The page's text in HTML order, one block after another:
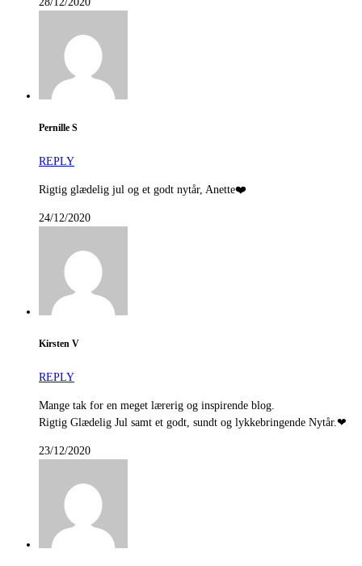
Pernille S
REPLY
Rigtig glædelig jul og et godt nytår, Anette❤️
24/12/2020
Kirsten V
REPLY
Mange tak for en meget lærerig og inspirende blog.
Rigtig Glædelig Jul samt et godt, sundt og lykkebringende Nytår.❤
23/12/2020